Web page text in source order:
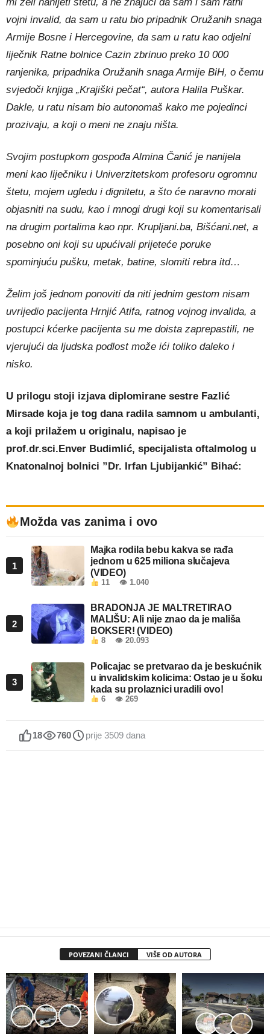
vojni invalid, da sam u ratu bio pripadnik Oružanih snaga
Armije Bosne i Hercegovine, da sam u ratu kao odjelni
liječnik Ratne bolnice Cazin zbrinuo preko 10 000
ranjenika, pripadnika Oružanih snaga Armije BiH, o čemu
svjedoči knjiga „Krajiški pečat“, autora Halila Puškar.
Dakle, u ratu nisam bio autonomaš kako me pojedinci
prozivaju, a koji o meni ne znaju ništa.
Svojim postupkom gospođa Almina Čanić je nanijela
meni kao liječniku i Univerzitetskom profesoru ogromnu
štetu, mojem ugledu i dignitetu, a što će naravno morati
objasniti na sudu, kao i mnogi drugi koji su komentarisali
na drugim portalima kao npr. Krupljani.ba, Bišćani.net, a
posebno oni koji su upućivali prijeteće poruke
spominjuću pušku, metak, batine, slomiti rebra itd…
Želim još jednom ponoviti da niti jednim gestom nisam
uvrijedio pacijenta Hrnjić Atifa, ratnog vojnog invalida, a
postupci kćerke pacijenta su me doista zaprepastili, ne
vjerujući da ljudska podlost može ići toliko daleko i
nisko.
U prilogu stoji izjava diplomirane sestre Fazlić
Mirsade koja je tog dana radila samnom u ambulanti,
a koji prilažem u originalu, napisao je
prof.dr.sci.Enver Budimlić, specijalista oftalmolog u
Knatonalnoj bolnici ”Dr. Irfan Ljubijankić” Bihać:
Možda vas zanima i ovo
1
Majka rodila bebu kakva se rađa
jednom u 625 miliona slučajeva
(VIDEO)
11 👁 1.040
2
BRADONJA JE MALTRETIRAO
MALIŠU: Ali nije znao da je mališa
BOKSER! (VIDEO)
8 👁 20.093
3
Policajac se pretvarao da je beskućnik
u invalidskim kolicima: Ostao je u šoku
kada su prolaznici uradili ovo!
6 👁 269
18 760 prije 3509 dana
POVEZANI ČLANCI VIŠE OD AUTORA